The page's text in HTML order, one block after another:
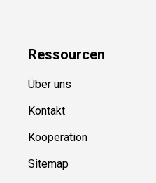
Ressourcen
Über uns
Kontakt
Kooperation
Sitemap